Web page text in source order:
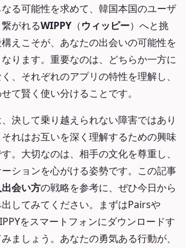
る可能性を求めて、韓国本国のユーザ
がれるWIPPY （ウィッピー）へと挑
えこそが、あなたの出会いの可能性を
ります。重要なのは、どちらか一方に
、それぞれのアプリの特性を理解し、
て賢く使い分けることです。
決して乗り越えられない障害ではあり
れはお互いを深く理解するための興味
。大切なのは、相手の文化を尊重し、
ションを心がける姿勢です。この記事
会い方の戦略を参考に、ぜひ今日から
してみてください。まずはPairsや
をスマートフォンにダウンロードす
ましょう。あなたの勇気ある行動が、